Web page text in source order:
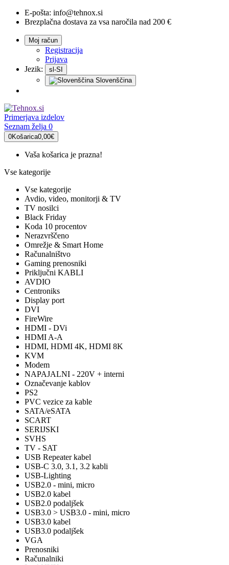
E-pošta: info@tehnox.si
Brezplačna dostava za vsa naročila nad 200 €
Moj račun
Registracija
Prijava
Jezik:
sl-SI
Slovenščina
Primerjava izdelov
Seznam želja 0
0Košarica0,00€
Vaša košarica je prazna!
Vse kategorije
Vse kategorije
Avdio, video, monitorji & TV
TV nosilci
Black Friday
Koda 10 procentov
Nerazvrščeno
Omrežje & Smart Home
Računalništvo
Gaming prenosniki
Priključni KABLI
AVDIO
Centroniks
Display port
DVI
FireWire
HDMI - DVi
HDMI A-A
HDMI, HDMI 4K, HDMI 8K
KVM
Modem
NAPAJALNI - 220V + interni
Označevanje kablov
PS2
PVC vezice za kable
SATA/eSATA
SCART
SERIJSKI
SVHS
TV - SAT
USB Repeater kabel
USB-C 3.0, 3.1, 3.2 kabli
USB-Lighting
USB2.0 - mini, micro
USB2.0 kabel
USB2.0 podaljšek
USB3.0 > USB3.0 - mini, micro
USB3.0 kabel
USB3.0 podaljšek
VGA
Prenosniki
Računalniki